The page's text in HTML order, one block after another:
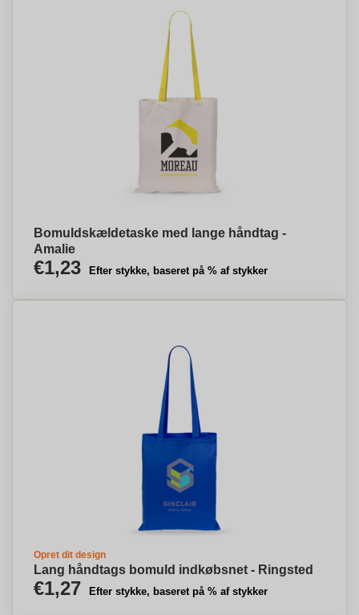
Bomuldskældetaske med lange håndtag -
Amalie
€1,23 Efter stykke, baseret på % af stykker
Opret dit design
Lang håndtags bomuld indkøbsnet - Ringsted
€1,27 Efter stykke, baseret på % af stykker